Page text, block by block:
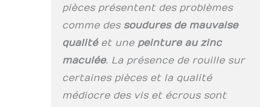
et la une
numérotation des
tubes. EN BREF:
Tente de réception
construction
métallique en acier,
toile de toit, toile de
pièces présentent des problèmes
comme des soudures de mauvaise
qualitéet une peinture au zinc
maculée. La présence de rouille sur
certaines pièces et la qualité
médiocre des vis et écrous sont